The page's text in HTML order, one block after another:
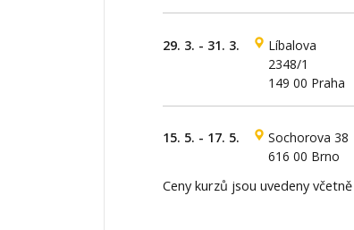
29. 3. - 31. 3.
Líbalova
2348/1
149 00 Praha
15. 5. - 17. 5.
Sochorova 38
616 00 Brno
Ceny kurzů jsou uvedeny